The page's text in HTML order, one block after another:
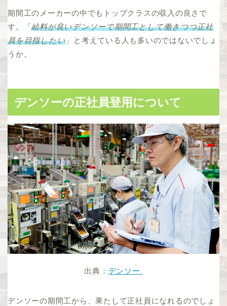
期間工のメーカーの中でもトップクラスの収入の良さで
す。「給料が良いデンソーで期間工として働きつつ正社
員を目指したい 」と考えている人も多いのではないでしょ
うか。
デンソーの正社員登用について
出典： デンソー
デンソーの期間工から、果たして正社員になれるのでしょ